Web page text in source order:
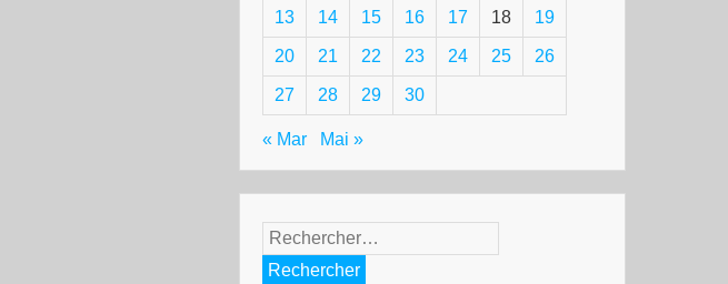
13 14 15 16 17 18 19
20 21 22 23 24 25 26
27 28 29 30
« Mar Mai »
Rechercher :